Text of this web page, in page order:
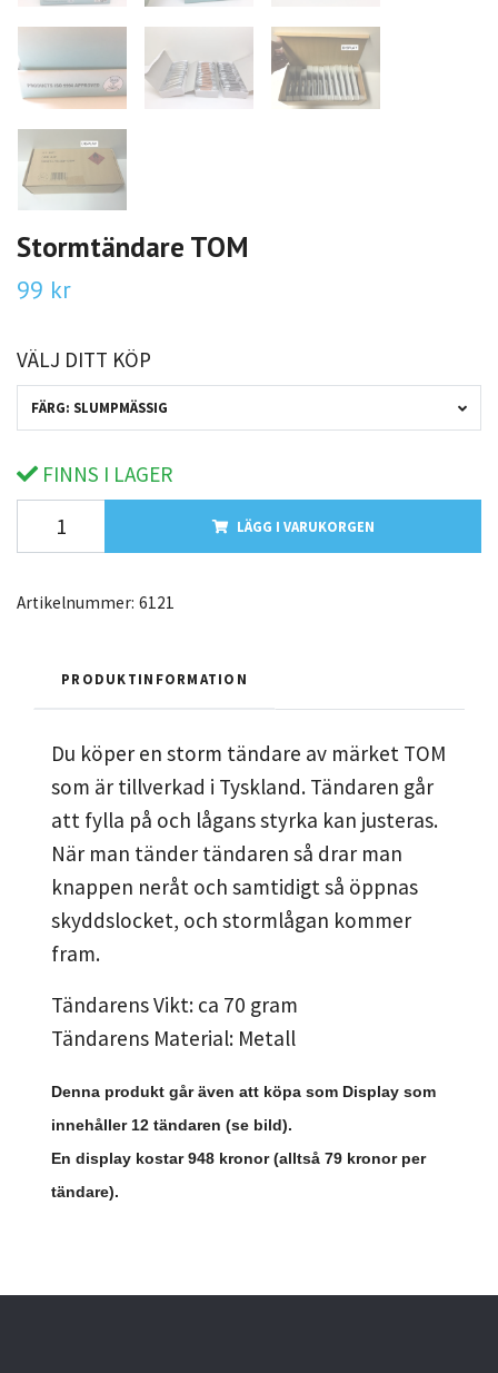
Stormtändare TOM
99 kr
VÄLJ DITT KÖP
FÄRG: SLUMPMÄSSIG
FINNS I LAGER
LÄGG I VARUKORGEN
Artikelnummer: 6121
PRODUKTINFORMATION
Du köper en storm tändare av märket TOM
som är tillverkad i Tyskland. Tändaren går
att fylla på och lågans styrka kan justeras.
När man tänder tändaren så drar man
knappen neråt och samtidigt så öppnas
skyddslocket, och stormlågan kommer
fram.
Tändarens Vikt: ca 70 gram
Tändarens Material: Metall
Denna produkt går även att köpa som Display som
innehåller 12 tändaren (se bild).
En display kostar 948 kronor (alltså 79 kronor per
tändare).